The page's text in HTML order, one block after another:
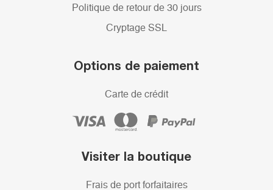
Politique de retour de 30 jours
Cryptage SSL
Options de paiement
Carte de crédit
Visiter la boutique
Frais de port forfaitaires